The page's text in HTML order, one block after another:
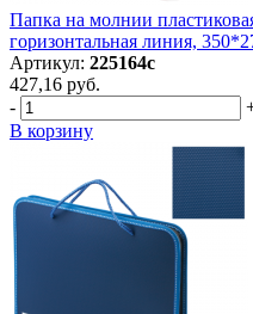
Папка на молнии
горизонтальная линия,
Артикул: 225164с
427,16 руб.
-
В корзину